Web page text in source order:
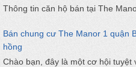
Thông tin căn hộ bán tại The
Bán chung cư The Manor 1 quận
hồng
Chào bạn, đây là một cơ hội